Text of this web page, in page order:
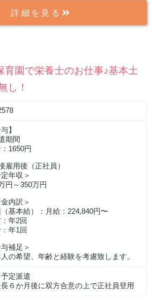
詳細を見る
育園で栄養士のお仕事♪基本土
し！
】
期間
1650円
雇用後（正社員）
定年収＞
円～350万円
金内訳＞
（基本給）：月給：224,840円〜
年2回
年1回
与補足＞
人の希望、年齢と経験を考慮致します。
定派遣
６か月後に双方合意の上で正社員登用